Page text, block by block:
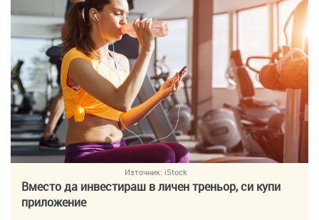
Източник: iStock
Вместо да инвестираш в личен треньор, си купи
приложение